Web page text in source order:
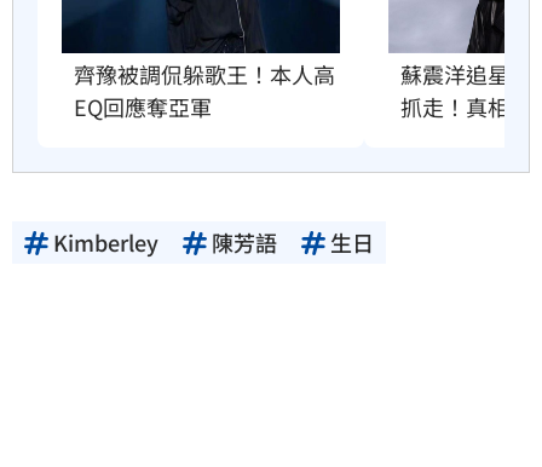
齊豫被調侃躲歌王！本人高
EQ回應奪亞軍
蘇震洋追星衝
抓走！真相曝
Kimberley 陳芳語 生日